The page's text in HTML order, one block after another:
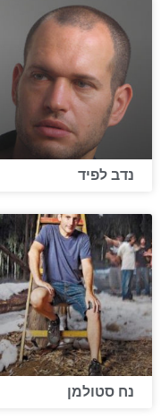
נדב לפיד
נח סטולמן